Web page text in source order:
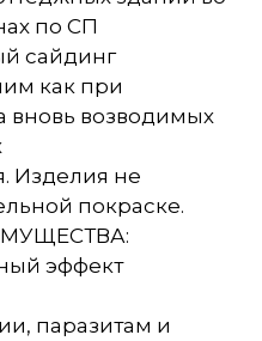
по СП
сайдинг
как при
вновь возводимых
Изделия не
покраске.
эффект
паразитам и